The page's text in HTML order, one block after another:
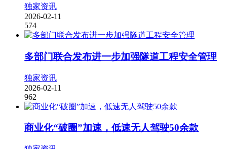
独家资讯
2026-02-11
574
多部门联合发布进一步加强隧道工程安全管理
独家资讯
2026-02-11
962
商业化“破圈”加速，低速无人驾驶50余款